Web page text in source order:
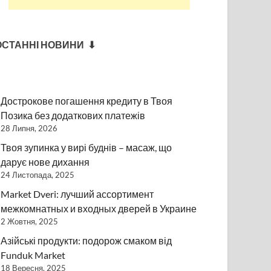
НОВИНИ ⬇
Дострокове погашення кредиту в Твоя
Позика без додаткових платежів
28 Липня, 2026
Твоя зупинка у вирі буднів – масаж, що
дарує нове дихання
24 Листопада, 2025
Market Dveri: лучший ассортимент
межкомнатных и входных дверей в Украине
2 Жовтня, 2025
Азійські продукти: подорож смаком від
Funduk Market
18 Вересня, 2025